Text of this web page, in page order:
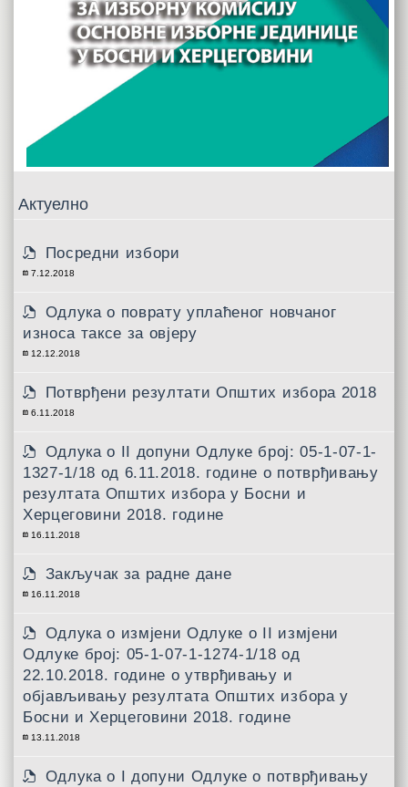
Актуелно
Посредни избори
7.12.2018
Одлука о поврату уплаћеног новчаног
износа таксе за овјеру
12.12.2018
Потврђени резултати Општих избора 2018
6.11.2018
Одлукa о II допуни Одлуке број: 05-1-07-1-
1327-1/18 од 6.11.2018. године о потврђивању
резултата Општих избора у Босни и
Херцеговини 2018. године
16.11.2018
Закључак за радне дане
16.11.2018
Одлука о измјени Одлуке о II измјени
Одлуке број: 05-1-07-1-1274-1/18 од
22.10.2018. године о утврђивању и
објављивању резултата Општих избора у
Босни и Херцеговини 2018. године
13.11.2018
Одлука о I допуни Одлуке о потврђивању